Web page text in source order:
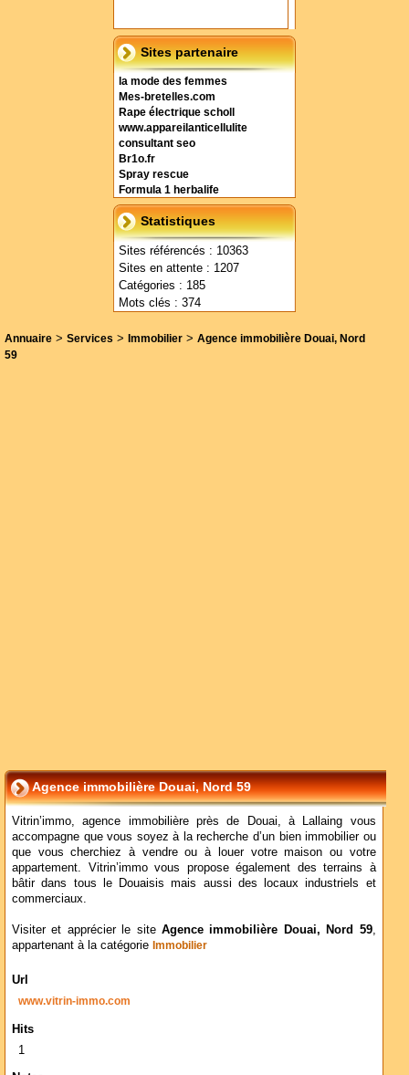
Sites partenaire
la mode des femmes
Mes-bretelles.com
Rape électrique scholl
www.appareilanticellulite
consultant seo
Br1o.fr
Spray rescue
Formula 1 herbalife
Statistiques
Sites référencés : 10363
Sites en attente : 1207
Catégories : 185
Mots clés : 374
Annuaire > Services > Immobilier > Agence immobilière Douai, Nord
59
Agence immobilière Douai, Nord 59
Vitrin’immo, agence immobilière près de Douai, à Lallaing vous
accompagne que vous soyez à la recherche d’un bien immobilier ou
que vous cherchiez à vendre ou à louer votre maison ou votre
appartement. Vitrin’immo vous propose également des terrains à
bâtir dans tous le Douaisis mais aussi des locaux industriels et
commerciaux.
Visiter et apprécier le siteAgence immobilière Douai, Nord 59,
appartenant à la catégorie Immobilier
Url
www.vitrin-immo.com
Hits
1